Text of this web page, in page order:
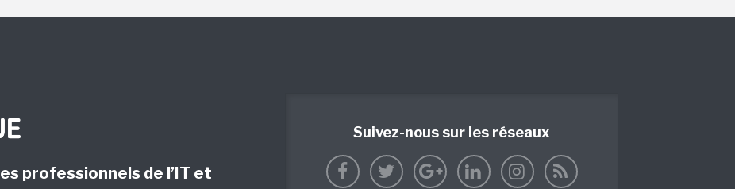
professionnels de l’IT et
Suivez-nous sur les réseaux